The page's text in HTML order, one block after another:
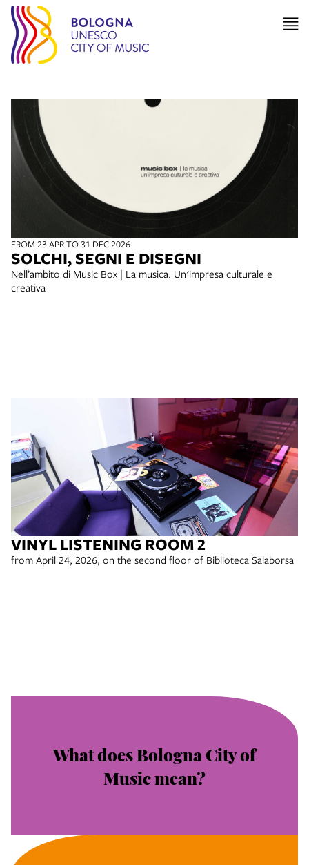
FROM 23 APR TO 31 DEC 2026
SOLCHI, SEGNI E DISEGNI
Nell’ambito di Music Box | La musica. Un'impresa culturale e
creativa
VINYL LISTENING ROOM 2
from April 24, 2026, on the second floor of Biblioteca Salaborsa
What does Bologna City of
Music mean?